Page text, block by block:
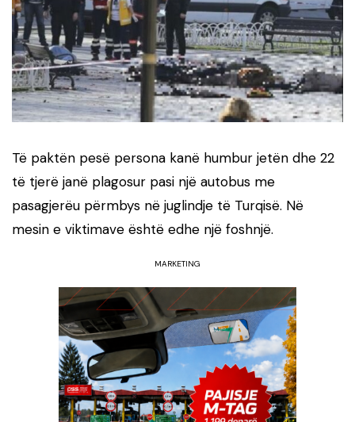
Të paktën pesë persona kanë humbur jetën dhe 22
të tjerë janë plagosur pasi një autobus me
pasagjerëu përmbys në juglindje të Turqisë. Në
mesin e viktimave është edhe një foshnjë.
MARKETING